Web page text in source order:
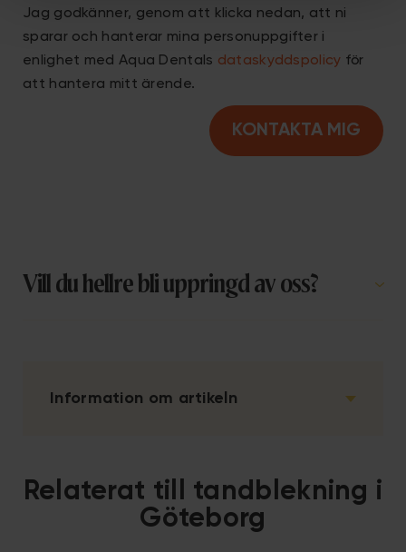
Jag godkänner, genom att klicka nedan, att ni
sparar och hanterar mina personuppgifter i
enlighet med Aqua Dentals dataskyddspolicy för
att hantera mitt ärende.
Vill du hellre bli uppringd av oss?
Information om artikeln
Relaterat till tandblekning i
Göteborg